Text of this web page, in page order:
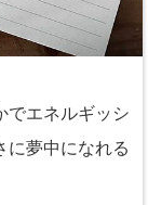
でエネルギッシ
に夢中になれる